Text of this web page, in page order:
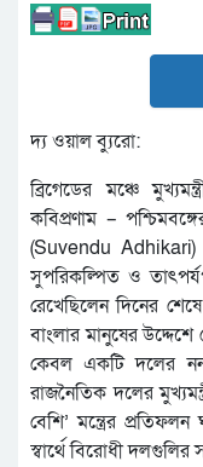
দ্য ওয়াল ব্যুরো:
ব্রিগেডের মঞ্চে
কবিপ্রণাম –
(Suvendu Adhikari)
সুপরিকল্পিত ও
রেখেছিলেন দিনের
বাংলার মানুষের
কেবল একটি দলের নন,
রাজনৈতিক দলের
বেশি’ মন্ত্রের
স্বার্থে বিরোধী